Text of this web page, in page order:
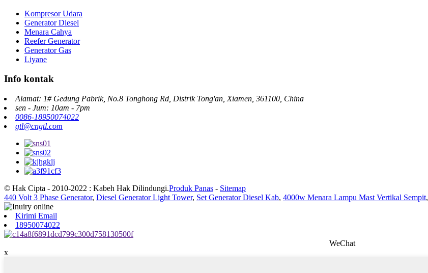
Kompresor Udara
Generator Diesel
Menara Cahya
Reefer Generator
Generator Gas
Liyane
Info kontak
Alamat: 1# Gedung Pabrik, No.8 Tonghong Rd, Distrik Tong'an, Xiamen, 361100, China
sen - Jum: 10am - 7pm
0086-18950074022
gtl@cngtl.com
© Hak Cipta - 2010-2022 : Kabeh Hak Dilindungi.Produk Panas - Sitemap
440 Volt 3 Phase Generator, Diesel Generator Light Tower, Set Generator Diesel Kab, 4000w Menara Lampu Mast Vertikal Sempit,
Kirimi Email
18950074022
WeChat
x